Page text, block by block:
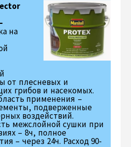
на
от плесневых и
грибов и насекомых.
применения –
подверженные
воздействий.
межслойной сушки при
– 8ч, полное
– через 24ч. Расход 90-